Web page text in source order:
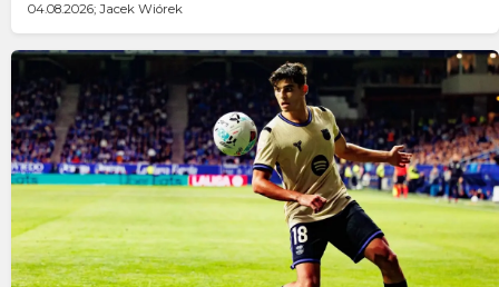
04.08.2026; Jacek Wiórek